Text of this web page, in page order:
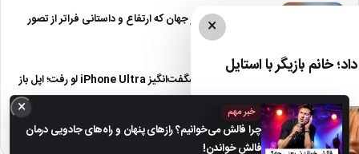
۱۰ سازه شگفت‌انگیز جهان که ارتفاع و داستانی فراتر از تصور
رنگ‌های رسمی و شگفت‌انگیز iPhone Ultra لو رفت؛ اپل باز
هم به سادگی…
×
خانم بازیگر با استایل
×
خبر مهم
چرا فالش می‌خوانیم؟ رازهای پنهان و راه‌های جادویی درمان
فالش خواندن!